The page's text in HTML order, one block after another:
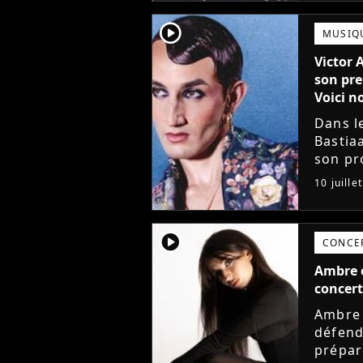
player2
Victor
son
Voici
Dans
son
avec
10
player2
Ambre